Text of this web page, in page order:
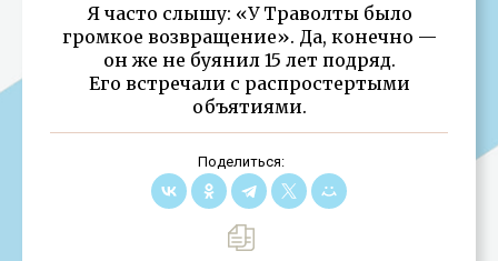
Я часто слышу: «У Траволты было
громкое возвращение». Да, конечно —
он же не буянил 15 лет подряд.
Его встречали с распростертыми
объятиями.
Поделиться: